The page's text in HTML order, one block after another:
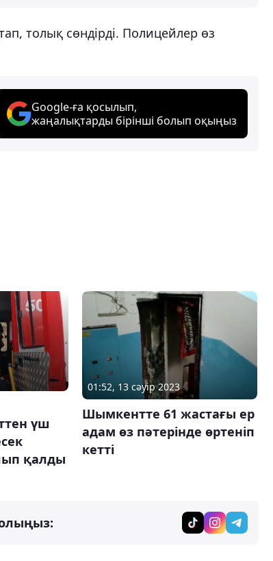
толық сөндірді. Полицейлер өз
Google-ға қосылып,
жаңалықтарды бірінші болып оқыңыз
үш
қалды
01:52, 13 сәуір 2023
Шымкентте 61 жастағы ер
адам өз пәтерінде өртеніп
кетті